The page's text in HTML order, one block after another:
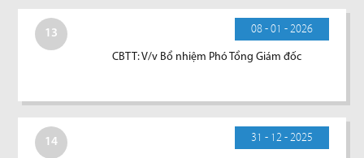
13 08 - 01 - 2026
CBTT: V/v Bổ nhiệm Phó Tổng Giám đốc
14 31 - 12 - 2025